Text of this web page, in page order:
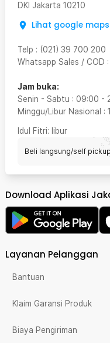
DKI Jakarta 10210
Lihat google maps
Telp : (021) 39 700 200
Whatsapp Sales / COD :
Jam buka:
Senin - Sabtu : 09:00 -
Minggu/Libur Nasional :
Idul Fitri: libur
Beli langsung/self
Download Aplikasi
Layanan Pelanggan
Bantuan
Klaim Garansi Produk
Biaya Pengiriman